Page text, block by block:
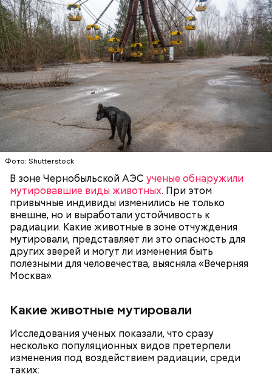
Фото: Shutterstock
В зоне Чернобыльской АЭС ученые обнаружили
мутировавшие виды животных. При этом
привычные индивиды изменились не только
внешне, но и выработали устойчивость к
радиации. Какие животные в зоне отчуждения
мутировали, представляет ли это опасность для
других зверей и могут ли изменения быть
полезными для человечества, выясняла «Вечерняя
Москва».
Какие животные мутировали
Исследования ученых показали, что сразу
несколько популяционных видов претерпели
изменения под воздействием радиации, среди
таких:
Кабачок — 1 шт.
Филе куриной грудки — 110 гр.
Помидоры черри — 5 шт.
Базилик зеленый — 1 веточка.
Оливковое масло — 15 мл.
Чеснок — 3 зубчика.
Сметана — 1 ст. ложка.
Соль и перец — по вкусу.
Готовим:Необходимо очистить и нарезать чеснок
на тонкие слайсы и обжарить его на разогретой
сковороде с оливковым маслом до золотистого
цвета. Далее грудку нарезать на небольшие
кусочки и добавить к маслу с чесноком. После того
как курица поджарится, добавить в сковороду
кабачок, нарезанный треугольниками.
Окрашивание яиц занимает особое место в
подготовке к Пасхе и имеет глубокий
символический смысл. Как появилась эта традиция
ичто означаютразные цвета пасхальных яиц — в
материале «Вечерней Москвы».